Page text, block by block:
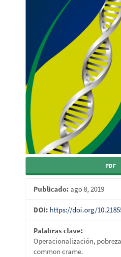
PDF
Publicado: ago 8, 2019
DOI: https://doi.org/
Palabras clave:
Operacionalización,
common crame.